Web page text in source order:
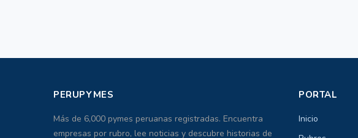
PERUPYMES
Más de 6,000 pymes peruanas registradas. Encuentra
empresas por rubro, lee noticias y descubre historias de
PORTAL
Inicio